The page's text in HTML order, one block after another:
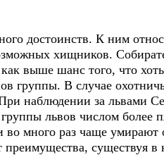
достоинств. К ним
хищников.
выше шанс того, что
группы. В случае
наблюдении за львами
львов числом более
много раз чаще умирают
существуя